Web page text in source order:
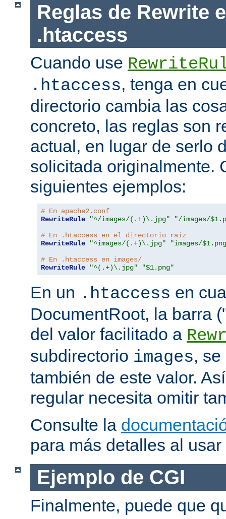
Reglas de Rewrite
.htaccess
Cuando use
.htaccess, tenga en
directorio cambia las
concreto, las reglas son
actual, en lugar de serlo
solicitada originalmente.
siguientes ejemplos:
# En apache2.conf
RewriteRule
"^/images/(.+)\.jpg"
"/images/
# En .htaccess en el directorio raíz
RewriteRule
"^images/(.+)\.jpg"
"images/
# En .htaccess en images/
RewriteRule
"^(.+)\.jpg" "$1.png"
En un .htaccess en
DocumentRoot, la barra
del valor facilitado a
subdirectorio images,
también de este valor.
regular necesita omitir
Consulte la
para más detalles al usar
Ejemplo de CGI
Finalmente, puede que